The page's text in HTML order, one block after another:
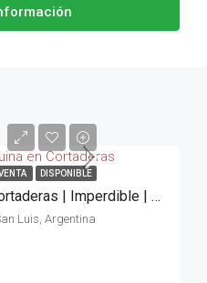
DISPONIBLE
Terreno en esquina en Cortaderas | Imperdible | Sierras
Luis, Argentina